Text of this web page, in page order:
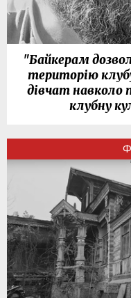
"Байкерам
територію
дівчат навколо
клубну